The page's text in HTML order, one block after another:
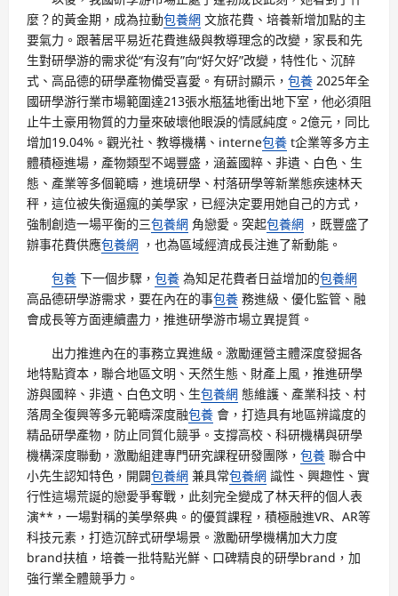
麼？的黃金期，成為拉動包養網 文旅花費、培養新增加點的主
要氣力。跟著居平易近花費進級與教導理念的改變，家長和先
生對研學游的需求從“有沒有”向“好欠好”改變，特性化、沉醉
式、高品德的研學產物備受喜愛。有研討顯示， 包養 2025年全
國研學游行業市場範圍達213張水瓶猛地衝出地下室，他必須阻
止牛土豪用物質的力量來破壞他眼淚的情感純度。2億元，同比
增加19.04%。觀光社、教導機構、interne包養 t企業等多方主
體積極進場，產物類型不竭豐盛，涵蓋國粹、非遺、白色、生
態、產業等多個範疇，進境研學、村落研學等新業態疾速林天
秤，這位被失衡逼瘋的美學家，已經決定要用她自己的方式，
強制創造一場平衡的三包養網 角戀愛。突起包養網 ，既豐盛了
辦事花費供應包養網 ，也為區域經濟成長注進了新動能。
包養 下一個步驟， 包養 為知足花費者日益增加的包養網
高品德研學游需求，要在內在的事包養 務進級、優化監管、融
會成長等方面連續盡力，推進研學游市場立異提質。
出力推進內在的事務立異進級。激勵運營主體深度發掘各
地特點資本，聯合地區文明、天然生態、財產上風，推進研學
游與國粹、非遺、白色文明、生包養網 態維護、產業科技、村
落周全復興等多元範疇深度融包養 會，打造具有地區辨識度的
精品研學產物，防止同質化競爭。支撐高校、科研機構與研學
機構深度聯動，激勵組建專門研究課程研發團隊， 包養 聯合中
小先生認知特色，開闢包養網 兼具常包養網 識性、興趣性、實
行性這場荒誕的戀愛爭奪戰，此刻完全變成了林天秤的個人表
演**，一場對稱的美學祭典。的優質課程，積極融進VR、AR等
科技元素，打造沉醉式研學場景。激勵研學機構加大力度
brand扶植，培養一批特點光鮮、口碑精良的研學brand，加
強行業全體競爭力。